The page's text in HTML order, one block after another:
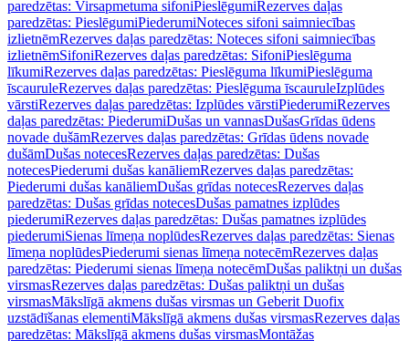
paredzētas: Virsapmetuma sifoniPieslēgumiRezerves daļas
paredzētas: PieslēgumiPiederumiNoteces sifoni saimniecības
izlietnēmRezerves daļas paredzētas: Noteces sifoni saimniecības
izlietnēmSifoniRezerves daļas paredzētas: SifoniPieslēguma
līkumiRezerves daļas paredzētas: Pieslēguma līkumiPieslēguma
īscauruleRezerves daļas paredzētas: Pieslēguma īscauruleIzplūdes
vārstiRezerves daļas paredzētas: Izplūdes vārstiPiederumiRezerves
daļas paredzētas: PiederumiDušas un vannasDušasGrīdas ūdens
novade dušāmRezerves daļas paredzētas: Grīdas ūdens novade
dušāmDušas notecesRezerves daļas paredzētas: Dušas
notecesPiederumi dušas kanāliemRezerves daļas paredzētas:
Piederumi dušas kanāliemDušas grīdas notecesRezerves daļas
paredzētas: Dušas grīdas notecesDušas pamatnes izplūdes
piederumiRezerves daļas paredzētas: Dušas pamatnes izplūdes
piederumiSienas līmeņa noplūdesRezerves daļas paredzētas: Sienas
līmeņa noplūdesPiederumi sienas līmeņa notecēmRezerves daļas
paredzētas: Piederumi sienas līmeņa notecēmDušas paliktņi un dušas
virsmasRezerves daļas paredzētas: Dušas paliktņi un dušas
virsmasMākslīgā akmens dušas virsmas un Geberit Duofix
uzstādīšanas elementiMākslīgā akmens dušas virsmasRezerves daļas
paredzētas: Mākslīgā akmens dušas virsmasMontāžas